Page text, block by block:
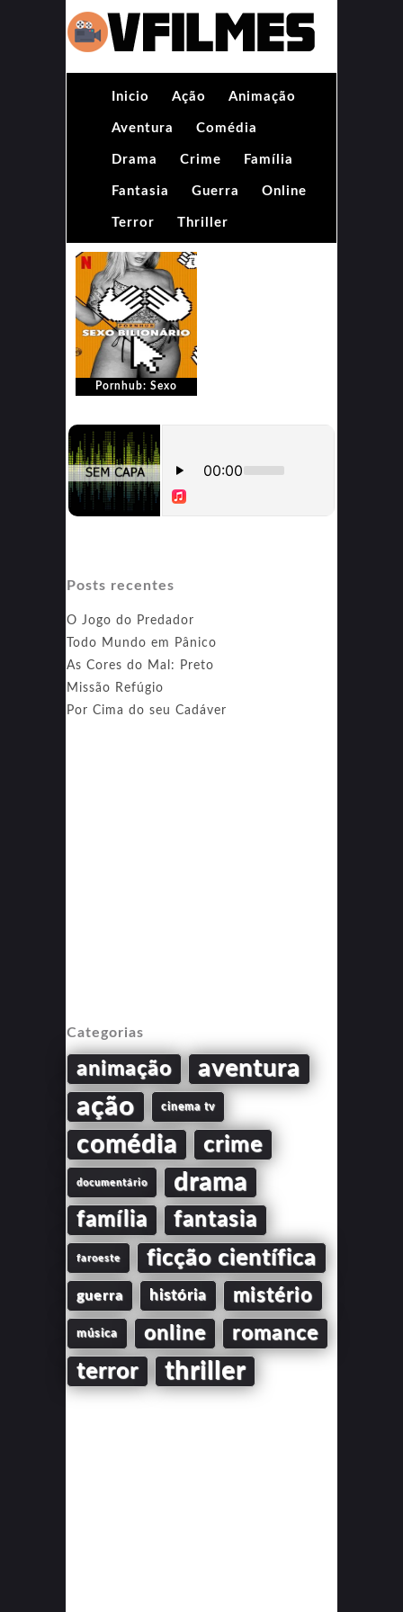
Inicio Ação Animação
Aventura Comédia
Drama Crime Família
Fantasia Guerra Online
Terror Thriller
Pornhub: Sexo
Posts recentes
O Jogo do Predador
Todo Mundo em Pânico
As Cores do Mal: Preto
Missão Refúgio
Por Cima do seu Cadáver
Categorias
animação aventura
ação cinema tv
comédia crime
documentário drama
família fantasia
faroeste ficção científica
guerra história mistério
música online romance
terror thriller